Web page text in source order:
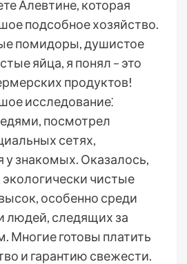
Алевтине, которая
подсобное хозяйство.
помидоры, душистое
яйца, я понял – это
продуктов!
исследование⁚
посмотрел
сетях,
у знакомых. Оказалось,
чистые
особенно среди
людей, следящих за
Многие готовы платить
и гарантию свежести.